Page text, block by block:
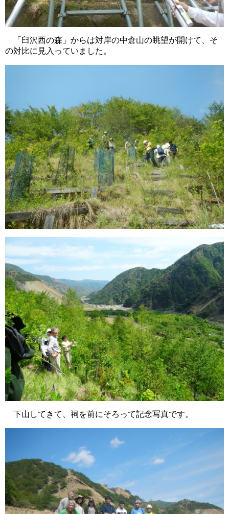
「臼沢西の森」からは対岸の中倉山の眺望が開けて、そ
の対比に見入っていました。
下山してきて、祠を前にそろって記念写真です。